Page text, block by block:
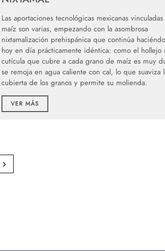
Las aportaciones tecnológicas mexicanas vinculadas
maíz son varias, empezando con la asombrosa
nixtamalización prehispánica que continúa
hoy en día prácticamente idéntica: como el hollejo
cutícula que cubre a cada grano de maíz es muy
se remoja en agua caliente con cal, lo que suaviza
cubierta de los granos y permite su molienda.
VER MÁS